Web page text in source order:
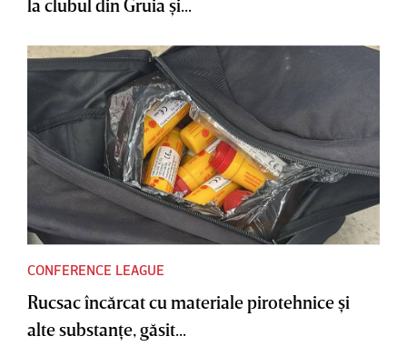
la clubul din Gruia şi...
CONFERENCE LEAGUE
Rucsac încărcat cu materiale pirotehnice şi
alte substanţe, găsit...